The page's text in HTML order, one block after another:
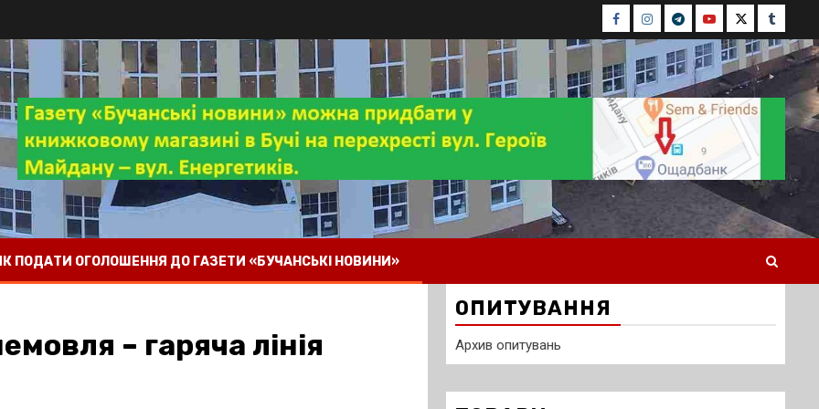
Facebook
Instagram
TelegramYoutubeTwitterTumblr
ПОДАТИ ОГОЛОШЕННЯ ДО ГАЗЕТИ «БУЧАНСЬКІ НОВИНИ»
– гаряча лінія
ОПИТУВАННЯ
Архив опитувань